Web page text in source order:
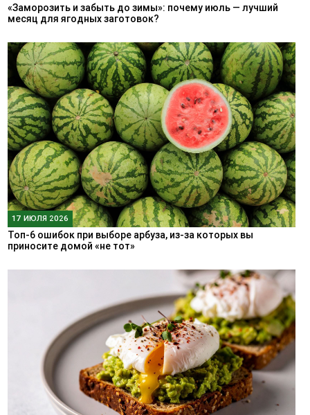
«Заморозить и забыть до зимы»: почему июль — лучший
месяц для ягодных заготовок?
17 ИЮЛЯ 2026
Топ-6 ошибок при выборе арбуза, из-за которых вы
приносите домой «не тот»